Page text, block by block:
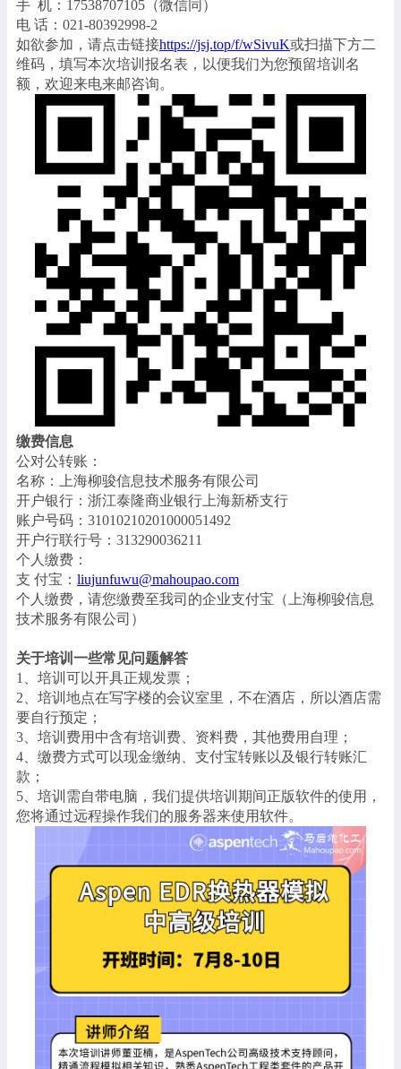
手 机：17538707105（微信同）
电 话：021-80392998-2
如欲参加，请点击链接https://jsj.top/f/wSivuK或扫描下方二
维码，填写本次培训报名表，以便我们为您预留培训名
额，欢迎来电来邮咨询。
缴费信息
公对公转账：
名称：上海柳骏信息技术服务有限公司
开户银行：浙江泰隆商业银行上海新桥支行
账户号码：31010210201000051492
开户行联行号：313290036211
个人缴费：
支 付宝： liujunfuwu@mahoupao.com
个人缴费，请您缴费至我司的企业支付宝（上海柳骏信息
技术服务有限公司）
关于培训一些常见问题解答
1、培训可以开具正规发票；
2、培训地点在写字楼的会议室里，不在酒店，所以酒店需
要自行预定；
3、培训费用中含有培训费、资料费，其他费用自理；
4、缴费方式可以现金缴纳、支付宝转账以及银行转账汇
款；
5、培训需自带电脑，我们提供培训期间正版软件的使用，
您将通过远程操作我们的服务器来使用软件。